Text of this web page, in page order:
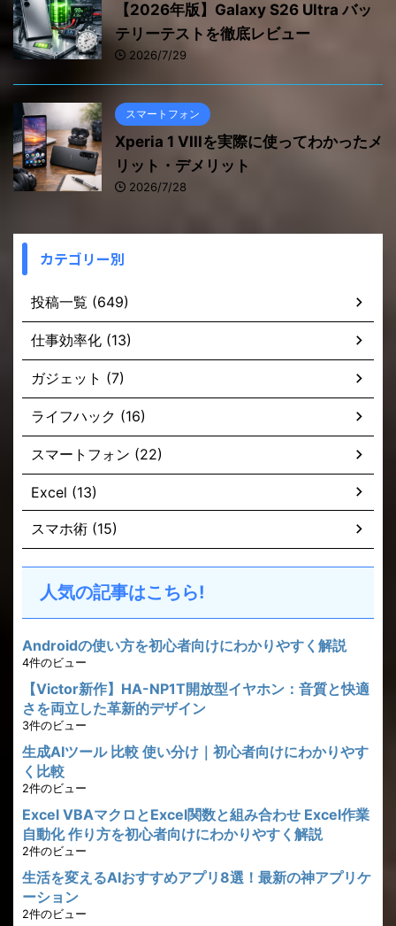
【2026年版】Galaxy S26 Ultra バッ
テリーテストを徹底レビュー
2026/7/29
スマートフォン
Xperia 1 VIIIを実際に使ってわかったメ
リット・デメリット
2026/7/28
カテゴリー別
投稿一覧 (649)
仕事効率化 (13)
ガジェット (7)
ライフハック (16)
スマートフォン (22)
Excel (13)
スマホ術 (15)
人気の記事はこちら!
Androidの使い方を初心者向けにわかりやすく解説
4件のビュー
【Victor新作】HA-NP1T開放型イヤホン：音質と快適
さを両立した革新的デザイン
3件のビュー
生成AIツール 比較 使い分け｜初心者向けにわかりやす
く比較
2件のビュー
Excel VBAマクロとExcel関数と組み合わせ Excel作業
自動化 作り方を初心者向けにわかりやすく解説
2件のビュー
生活を変えるAIおすすめアプリ8選！最新の神アプリケ
ーション
2件のビュー